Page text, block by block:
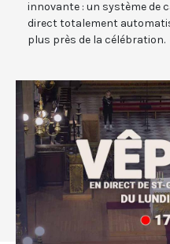
innovante : un système de
direct totalement
plus près de la célébration.